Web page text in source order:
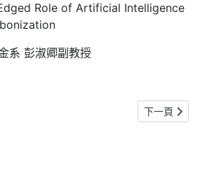
Role of Artificial Intelligence
系 彭淑卿副教授
座】Taiwan Dollar Surge and Currency
下一篇文章:
下一頁